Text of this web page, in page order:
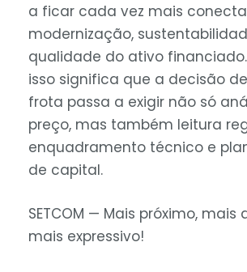
a ficar cada vez mais
modernização,
qualidade do ativo financiado.
isso significa que a decisão
frota passa a exigir não só
preço, mas também leitura
enquadramento técnico e
de capital.
SETCOM — Mais próximo,
mais expressivo!